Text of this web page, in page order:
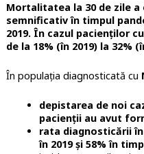
Mortalitatea la 30 de zile a
semnificativ în timpul
2019. În cazul pacienților
de la 18% (în 2019) la 32%
În populația diagnosticată cu
depistarea de noi
pacienții au avut
rata diagnosticării
în 2019 și 58% în